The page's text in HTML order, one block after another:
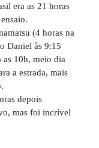
era as 21 horas
(4 horas na
Daniel às 9:15
as 10h, meio dia
a estrada, mais
depois
mas foi incrível